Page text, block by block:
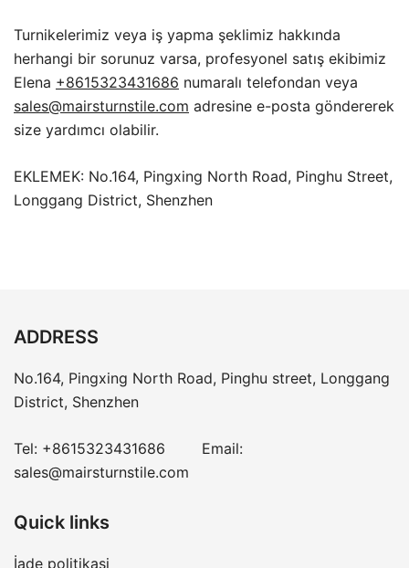
Turnikelerimiz veya iş yapma şeklimiz hakkında
herhangi bir sorunuz varsa, profesyonel satış ekibimiz
Elena +8615323431686 numaralı telefondan veya
sales@mairsturnstile.com adresine e-posta göndererek
size yardımcı olabilir.
EKLEMEK: No.164, Pingxing North Road, Pinghu Street,
Longgang District, Shenzhen
ADDRESS
No.164, Pingxing North Road, Pinghu street, Longgang
District, Shenzhen
Tel: +8615323431686 Email:
sales@mairsturnstile.com
Quick links
İade politikasi